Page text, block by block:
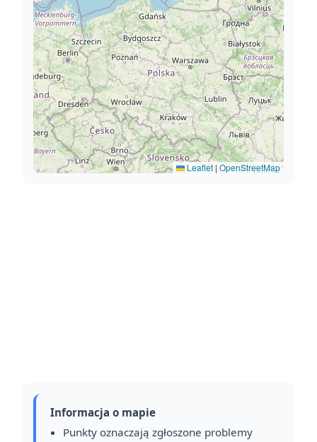
Leaflet | OpenStreetMap
Informacja o mapie
Punkty oznaczają zgłoszone problemy